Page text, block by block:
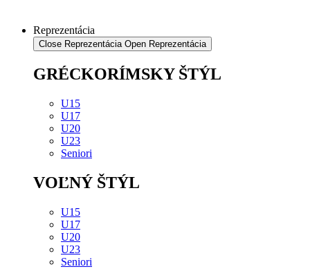
Reprezentácia
Close Reprezentácia Open Reprezentácia
GRÉCKORÍMSKY ŠTÝL
U15
U17
U20
U23
Seniori
VOĽNÝ ŠTÝL
U15
U17
U20
U23
Seniori